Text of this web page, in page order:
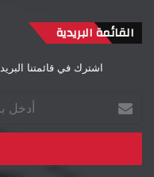
القائمة البريدية
اشترك في قائمتنا
بريدك
الإلكتروني